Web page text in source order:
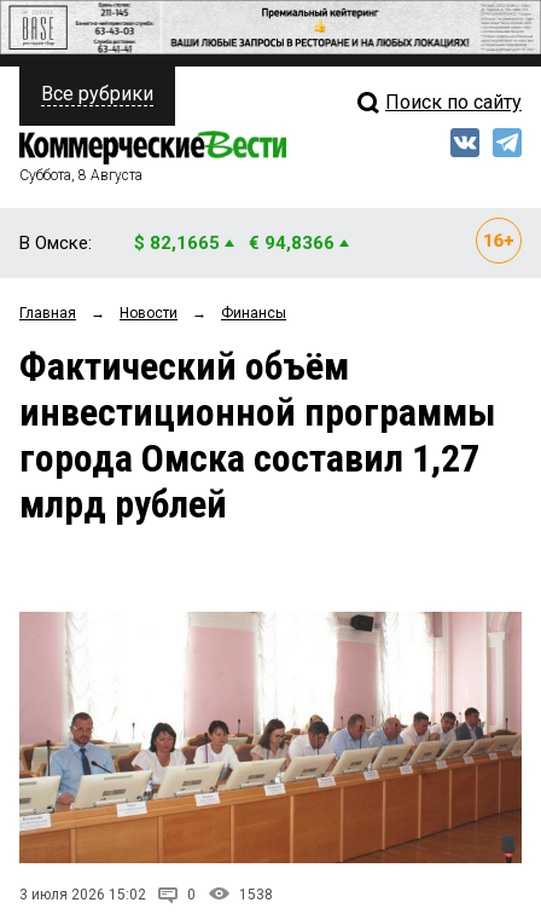
ПОЛИТИКА
ФИНАНСЫ
ОБЩЕСТВО
ЗАКОН
НОВОСТИ КОМПАНИЙ
ПРОИСШЕСТВИЯ
Свежий выпуск
Рейтинги
Блоги
Архив
Все рубрики Поиск по сайту
Суббота, 8 Августа
В Омске: $ 82,1665 € 94,8366
Главная → Новости → Финансы
Фактический объём
инвестиционной программы
города Омска составил 1,27
млрд рублей
3 июля 2026 15:02 0 1538